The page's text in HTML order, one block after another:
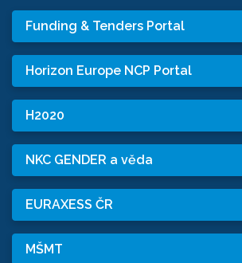
Funding & Tenders Portal
Horizon Europe NCP Portal
H2020
NKC GENDER a věda
EURAXESS ČR
MŠMT